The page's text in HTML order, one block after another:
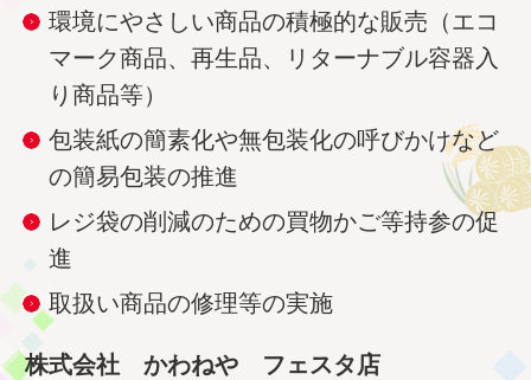
環境にやさしい商品の積極的な販売（エコ
マーク商品、再生品、リターナブル容器入
り商品等）
包装紙の簡素化や無包装化の呼びかけなど
の簡易包装の推進
レジ袋の削減のための買物かご等持参の促
進
取扱い商品の修理等の実施
株式会社 かわねや フェスタ店